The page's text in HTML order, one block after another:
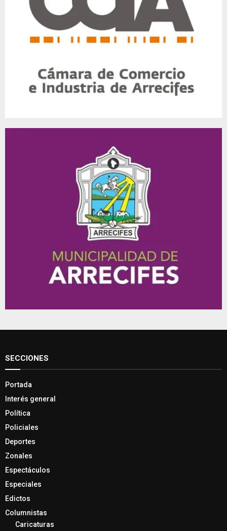
SECCIONES
Portada
Interés general
Política
Policiales
Deportes
Zonales
Espectáculos
Especiales
Edictos
Columnistas
Caricaturas